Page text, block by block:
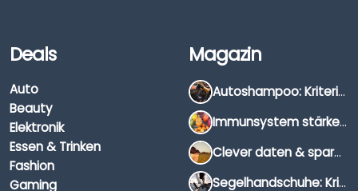
Deals
Auto
Beauty
Elektronik
Essen & Trinken
Fashion
Gaming
Magazin
Autoshampoo: Kriterien, Unterschiede & Anwendung
Immunsystem stärken: Hausmittel, Vitamine & Wissenswertes
Clever daten & sparen: So findest du die besten Deals für Dates und Unternehmungen
Segelhandschuhe: Kriterien, Materialien & Tipps